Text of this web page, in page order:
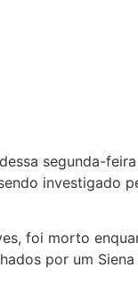
segunda-
investigado
foi morto
por um Siena